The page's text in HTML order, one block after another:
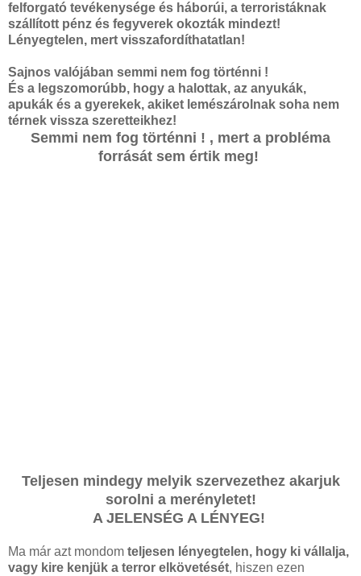
felforgató tevékenysége és háborúi, a terroristáknak
szállított pénz és fegyverek okozták mindezt!
Lényegtelen, mert visszafordíthatatlan!
Sajnos valójában semmi nem fog történni !
És a legszomorúbb, hogy a halottak, az anyukák,
apukák és a gyerekek, akiket lemészárolnak soha nem
térnek vissza szeretteikhez!
Semmi nem fog történni ! , mert a probléma
forrását sem értik meg!
Teljesen mindegy melyik szervezethez akarjuk
sorolni a merényletet!
A JELENSÉG A LÉNYEG!
Ma már azt mondom teljesen lényegtelen, hogy ki vállalja,
vagy kire kenjük a terror elkövetését, hiszen ezen